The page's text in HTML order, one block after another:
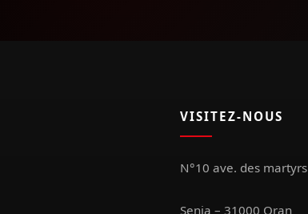
VISITEZ-NOUS
N°10 ave. des martyrs
Senia – 31000 Oran